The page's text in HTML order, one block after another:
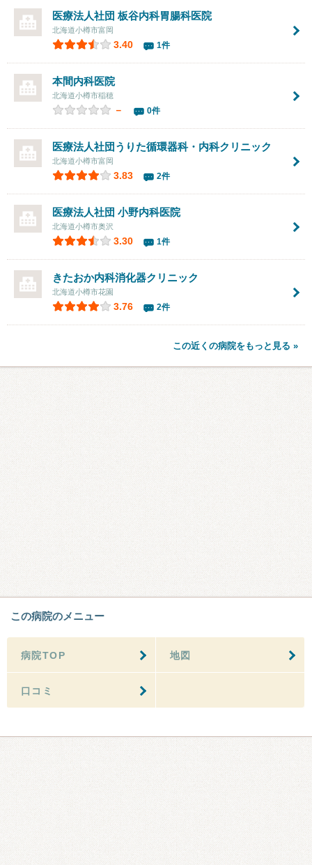
医療法人社団 板谷内科胃腸科医院
北海道小樽市富岡
3.40 1件
本間内科医院
北海道小樽市稲穂
－ 0件
医療法人社団 うりた循環器科・内科クリニック
北海道小樽市富岡
3.83 2件
医療法人社団 小野内科医院
北海道小樽市奥沢
3.30 1件
きたおか内科消化器クリニック
北海道小樽市花園
3.76 2件
この近くの病院をもっと見る »
この病院のメニュー
病院TOP 地図
口コミ